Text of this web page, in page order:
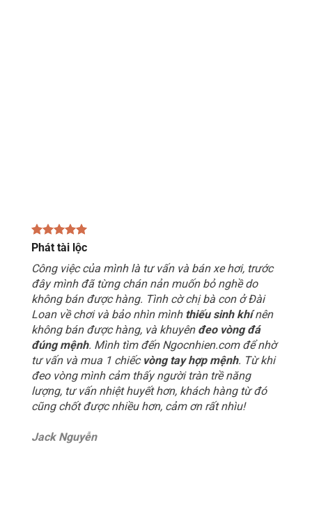
Phát tài lộc
Công việc của mình là tư vấn và bán xe hơi, trước
đây mình đã từng chán nản muốn bỏ nghề do
không bán được hàng. Tình cờ chị bà con ở Đài
Loan về chơi và bảo nhìn mình thiếu sinh khínên
không bán được hàng, và khuyên đeo vòng đá
đúng mệnh. Mình tìm đến Ngocnhien.com để nhờ
tư vấn và mua 1 chiếc vòng tay hợp mệnh. Từ khi
đeo vòng mình cảm thấy người tràn trề năng
lượng, tư vấn nhiệt huyết hơn, khách hàng từ đó
cũng chốt được nhiều hơn, cảm ơn rất nhìu!
Jack Nguyễn